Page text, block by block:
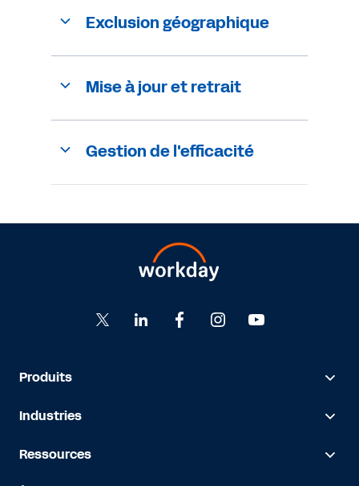
Exclusion géographique
Mise à jour et retrait
Gestion de l'efficacité
Produits
Industries
Ressources